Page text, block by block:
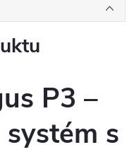
P3 –
s